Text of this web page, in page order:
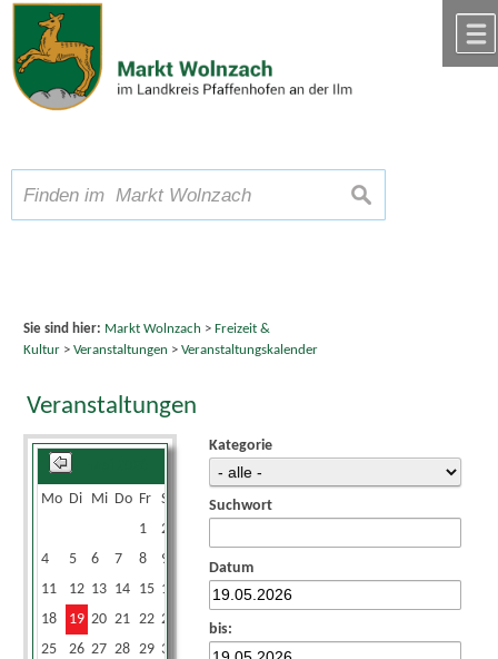
Zum Inhalt,zur Navigation
Schriftgröße A A A suchen
Sie sind hier: Markt Wolnzach > Freizeit &
Kultur> Veranstaltungen > Veranstaltungskalender
Veranstaltungen
Mo Di Mi Do Fr Sa
1
2
4
5 6 7 8 9
11
12 13 14 15 16
18
19 20 21 22 23
25
26 27 28 29 30
Kategorie
Suchwort
Datum
bis: